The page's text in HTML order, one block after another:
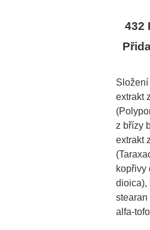
432
Složení
extrakt
z břízy
extrakt
kopřivy
dioica),
stearan
alfa-